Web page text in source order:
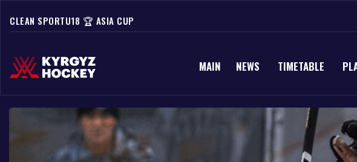
CLEAN SPORTU18 🏆 ASIA CUP
MAIN NEWS TIMETABLE